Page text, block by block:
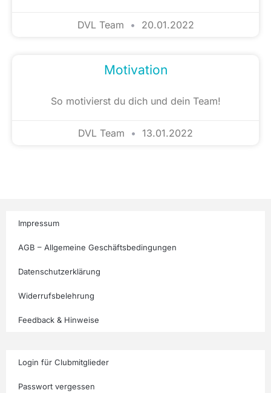
DVL Team 20.01.2022
Motivation
So motivierst du dich und dein Team!
DVL Team 13.01.2022
Impressum
AGB – Allgemeine Geschäftsbedingungen
Datenschutzerklärung
Widerrufsbelehrung
Feedback & Hinweise
Login für Clubmitglieder
Passwort vergessen